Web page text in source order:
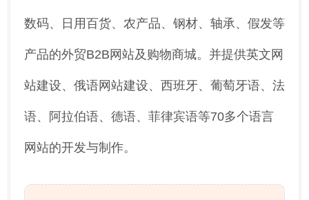
数码、日用百货、农产品、钢材、轴承、假发等
产品的外贸B2B网站及购物商城。并提供英文网
站建设、俄语网站建设、西班牙、葡萄牙语、法
语、阿拉伯语、德语、菲律宾语等70多个语言
网站的开发与制作。